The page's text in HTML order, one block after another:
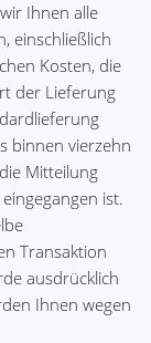
Ihnen alle
einschließlich
Kosten, die
der Lieferung
binnen vierzehn
Mitteilung
ist.
Transaktion
ausdrücklich
Ihnen wegen